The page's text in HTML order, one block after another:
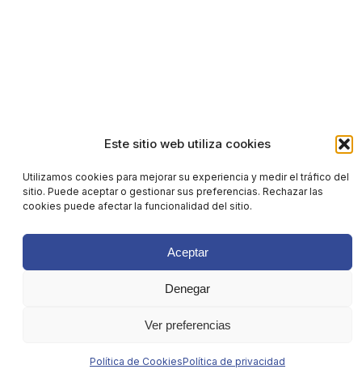
Este sitio web utiliza cookies
Utilizamos cookies para mejorar su experiencia y medir el tráfico del
sitio. Puede aceptar o gestionar sus preferencias. Rechazar las
cookies puede afectar la funcionalidad del sitio.
Aceptar
Denegar
Ver preferencias
Política de CookiesPolítica de privacidad